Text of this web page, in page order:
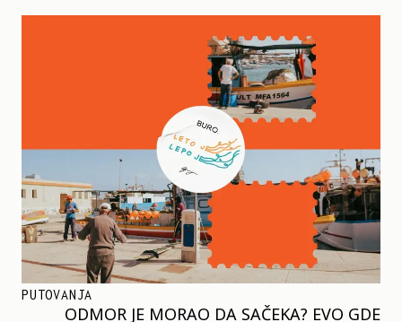
PUTOVANJA
ODMOR JE MORAO DA SAČEKA? EVO GDE